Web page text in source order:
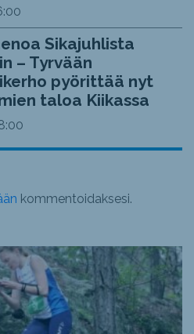
Sikajuhlista
– Tyrvään
pyörittää nyt
taloa Kiikassa
kommentoidaksesi.